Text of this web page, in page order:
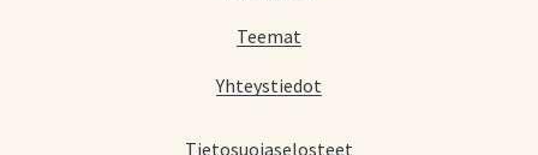
Teemat
Yhteystiedot
Tietosuojaselosteet